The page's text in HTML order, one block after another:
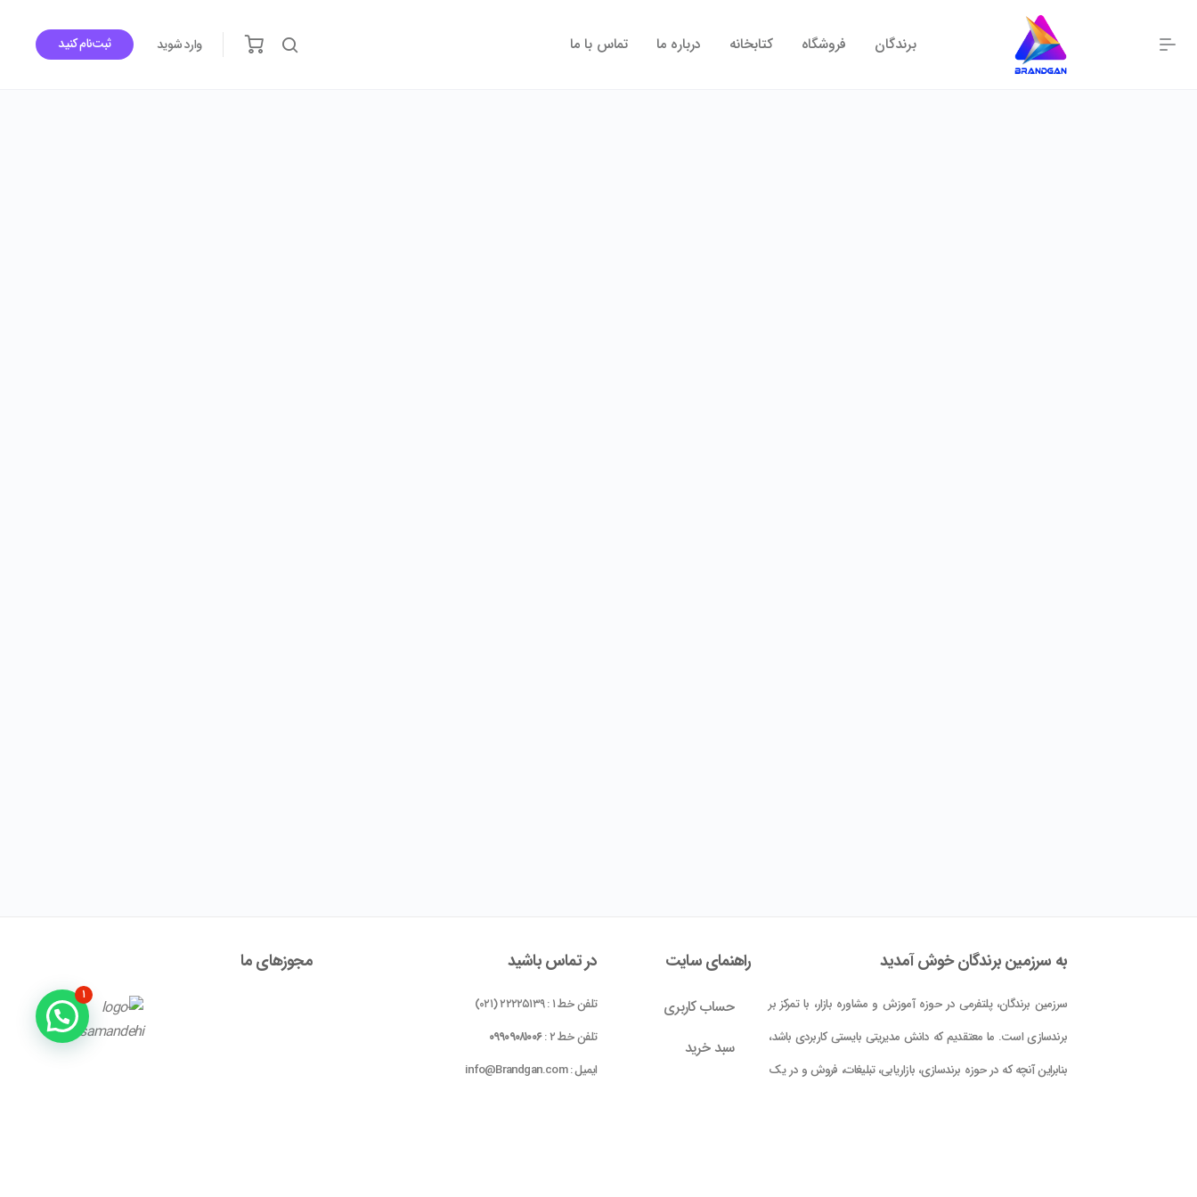
برندگان فروشگاه کتابخانه درباره ما تماس با ما وارد شوید ثبت‌نام کنید
به سرزمین برندگان خوش آمدید
سرزمین برندگان، پلتفرمی در حوزه آموزش و مشاوره بازار، با تمرکز بر
برندسازی است. ما معتقدیم که دانش مدیریتی بایستی کاربردی باشد،
بنابراین آنچه که در حوزه برندسازی، بازاریابی، تبلیغات، فروش و در یک
راهنمای سایت
حساب کاربری
سبد خرید
در تماس باشید
تلفن خط ۱ : ۲۲۲۲۵۱۳۹ (۰۲۱)
تلفن خط ۲ :
۰۹۹۰۹۰۸۱۰۰۶
ایمیل : info@Brandgan.com
مجوز‌های ما
۱